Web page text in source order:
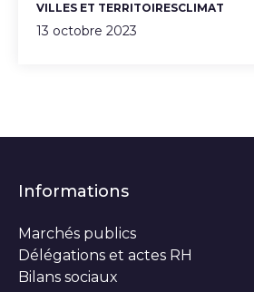
VILLES ET TERRITOIRESCLIMAT
13 octobre 2023
Informations
Marchés publics
Délégations et actes RH
Bilans sociaux